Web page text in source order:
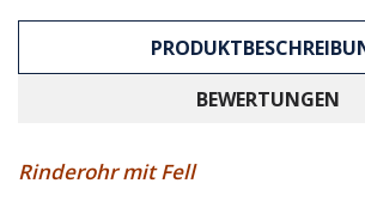
BEWERTUNGEN
Rinderohr mit Fell